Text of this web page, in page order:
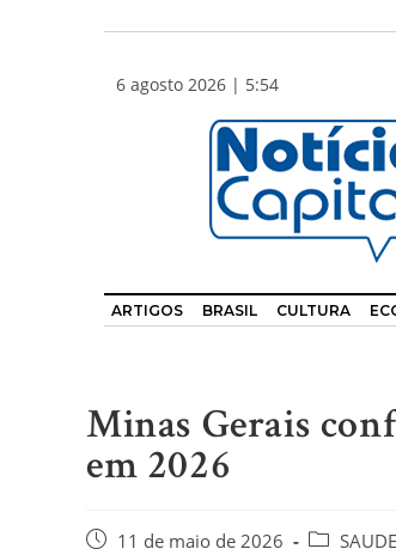
6 agosto 2026 | 5:54
ARTIGOS BRASIL CULTURA
Minas Gerais
em 2026
11 de maio de 2026 SAUDE